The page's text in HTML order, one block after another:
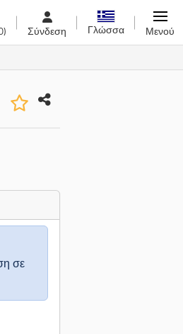
Σύνδεση Γλώσσα Μενού
σε